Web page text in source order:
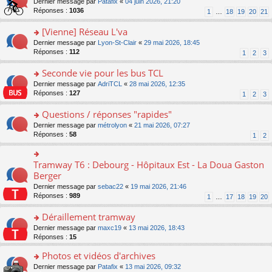
nt
s
ré
e
nt
n
lu
le
pl
u
s
ré
e
nt
e
n
o
n
lu
le
pl
u
s
ré
c
nt
e
s
s
a
g
e
n
lu
le
pl
u
s
ré
nt
n
s
ult
er
le
m
e
s
s
a
g
n
o
n
lu
le
u
s
ré
nt
Réponses : 1036 1 18 19 20 21
o
n
s
ult
er
le
m
e
s
s
a
g
e
n
o
n
lu
le
pl
u
s
ré
c
nt
[Vienne] Réseau L'va
Dernier message par Lyon-St-Clair « 29 mai 2026, 18:45
Réponses : 112 1 2 3
o
n
s
ult
er
le
m
e
s
a
g
e
n
lu
le
pl
u
s
Seconde vie pour les bus TCL
Dernier message par AdriTCL « 28 mai 2026, 12:35
Réponses : 127 1 2 3
o
n
s
ult
er
le
m
e
s
s
a
g
e
n
o
n
Questions / réponses "rapides"
Dernier message par métrolyon « 21 mai 2026, 07:27
Réponses : 58 1 2
o
n
ult
er
le
m
e
s
s
a
g
Tramway T6 : Debourg - Hôpitaux Est - La Doua Gaston
Berger
Dernier message par sebac22 « 19 mai 2026, 21:46
Réponses : 989 1 17 18 19 20
o
n
s
ult
er
Déraillement tramway
Dernier message par maxc19 « 13 mai 2026, 18:43
Réponses : 15
o
Photos et vidéos d'archives
Dernier message par Patafix « 13 mai 2026, 09:32